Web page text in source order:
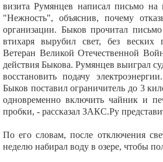
визита Румянцев написал письмо
"Нежность", объяснив, почему
организации. Быков прочитал
втихаря вырубил свет, без веских
Ветеран Великой Отечественной
действия Быкова. Румянцев выиграл
восстановить подачу
Быков поставил ограничитель до 3
одновременно включить чайник и
пробки, - рассказал ЗАКС.Ру
По его словам, после отключения
неделю набирал воду в озере, чтобы